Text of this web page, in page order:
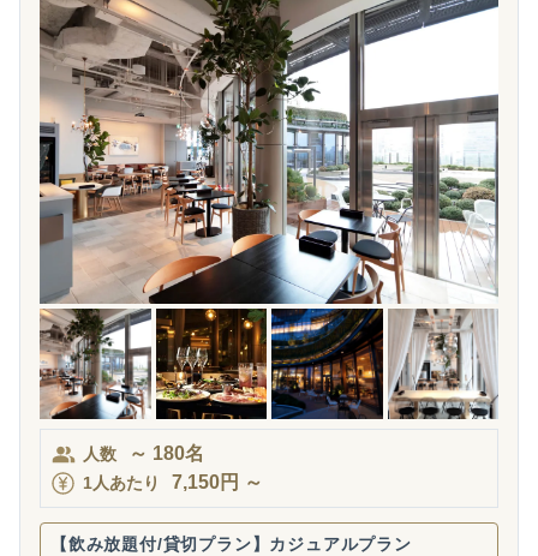
人数 ～ 180名
1人あたり 7,150円 ～
【飲み放題付/貸切プラン】カジュアルプラン